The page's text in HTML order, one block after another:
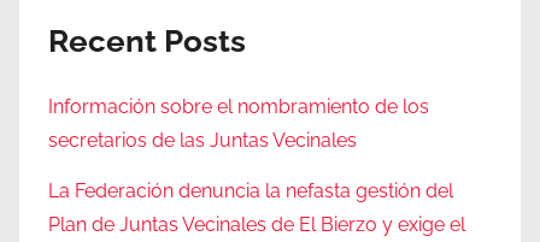
Recent Posts
Información sobre el nombramiento de los
secretarios de las Juntas Vecinales
La Federación denuncia la nefasta gestión del
Plan de Juntas Vecinales de El Bierzo y exige el